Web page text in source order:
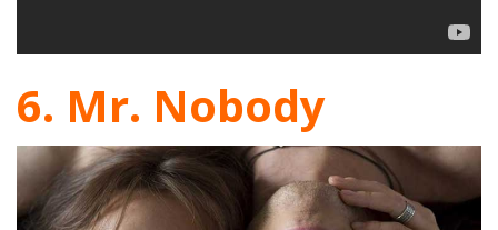
6. Mr. Nobody